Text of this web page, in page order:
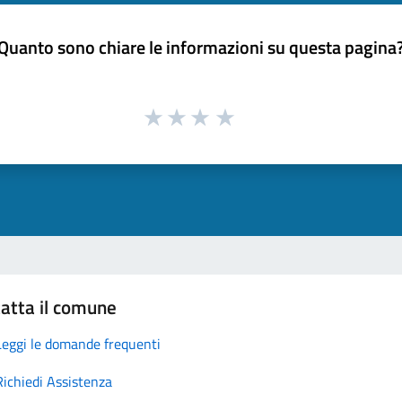
sono chiare le informazioni su questa
il comune
le domande frequenti
Assistenza